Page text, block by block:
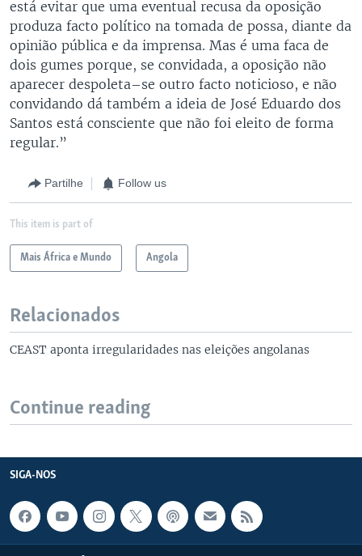
está evitar que uma eventual recusa da oposição
produza facto político na tomada de possa, diante da
opinião pública e da imprensa. Mas é uma faca de
dois gumes porque, se convidada, a oposição não
aparecer despoleta–se outro facto noticioso, e não
convidando dá também a ideia de José Eduardo dos
Santos está consciente que não foi eleito de forma
regular.”
Partilhe Follow us
This item is part of
Mais África e Mundo Angola
Relacionados
CEAST aponta irregularidades nas eleições angolanas
Continue reading
SIGA-NOS